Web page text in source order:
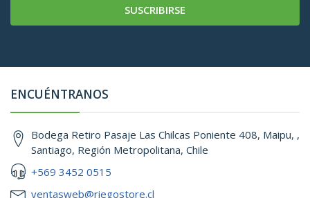
SUSCRIBIRSE
ENCUÉNTRANOS
Bodega Retiro Pasaje Las Chilcas Poniente 408, Maipu, ,
Santiago, Región Metropolitana, Chile
+569 3452 0515
ventasweb@riegostore.cl